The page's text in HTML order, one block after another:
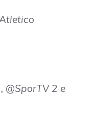
@SporTV 2 e